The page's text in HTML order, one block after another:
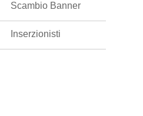
Scambio Banner
Inserzionisti